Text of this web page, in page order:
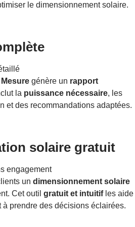
le dimensionnement solaire.
Mesure génère un rapport
la puissance nécessaire, les
et des recommandations adaptées.
solaire gratuit
engagement
un dimensionnement solaire
Cet outil gratuit et intuitifles aide
prendre des décisions éclairées.